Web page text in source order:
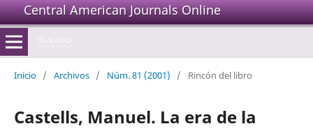
Central American Journals Online
Inicio / Archivos / Núm. 81 (2001) / Rincón del libro
Castells, Manuel. La era de la